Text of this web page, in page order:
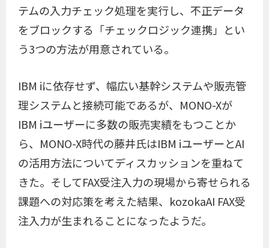
テムの入力チェック処理を実行し、不正データ
をブロックする「チェックロジック連携」とい
う3つの方法が用意されている。
IBM iに依存せず、幅広い基幹システムや販売管
理システムと接続可能であるが、MONO-Xが
IBM iユーザーに多数の販売実績をもつことか
ら、MONO-X時代の藤井氏はIBM iユーザーとAI
の活用方法についてディスカッションを重ねて
きた。そしてFAX受注入力の現場から寄せられる
課題への対応策を考えた結果、kozokaAI FAX受
注入力が生まれることになったようだ。